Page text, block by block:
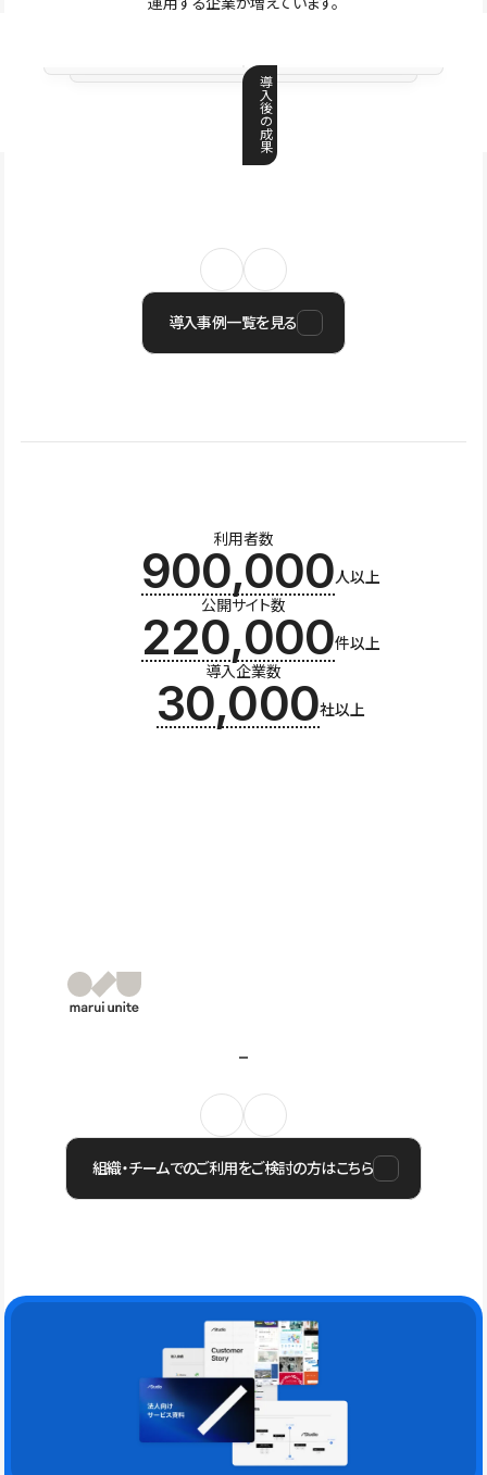
導
入
後
の
成
果
導入事例一覧を見る
利用者数
900,000人以上
公開サイト数
220,000件以上
導入企業数
30,000社以上
組織・チームでのご利用をご検討の方はこちら